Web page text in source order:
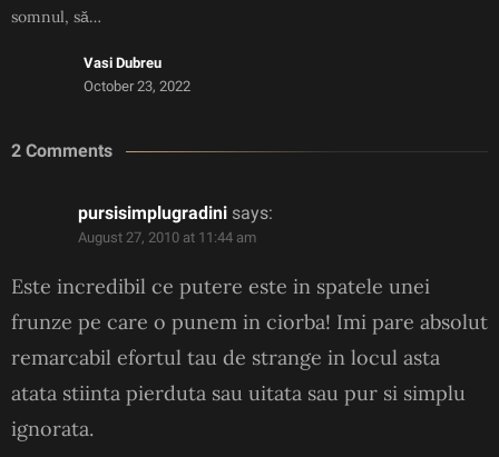
somnul, să…
Vasi Dubreu
October 23, 2022
2 Comments
pursisimplugradini says:
August 27, 2010 at 11:44 am
Este incredibil ce putere este in spatele unei
frunze pe care o punem in ciorba! Imi pare absolut
remarcabil efortul tau de strange in locul asta
atata stiinta pierduta sau uitata sau pur si simplu
ignorata.